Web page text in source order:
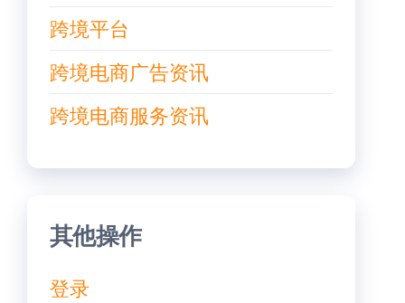
跨境平台
跨境电商广告资讯
跨境电商服务资讯
其他操作
登录